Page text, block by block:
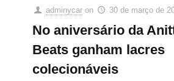
adminycar on 30 de março de
No aniversário da
Beats ganham lacres
colecionáveis